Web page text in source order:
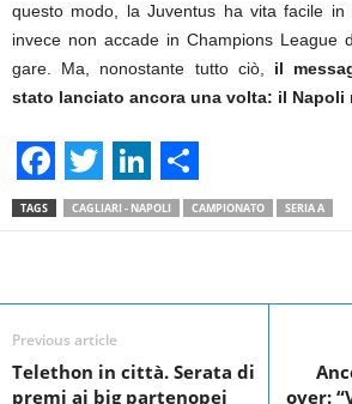
questo modo, la Juventus ha vita facile in
invece non accade in Champions League
gare. Ma, nonostante tutto ciò, il
stato lanciato ancora una volta: il Napoli
F
a
e
b
o
T
w
t
t
e
L
i
k
e
d
S
h
r
TAGS CAGLIARI - NAPOLI CAMPIONATO SERIA A
Previous article
Telethon in città. Serata di
premi ai big partenopei
over: